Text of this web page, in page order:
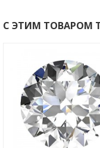
С ЭТИМ ТОВАРОМ